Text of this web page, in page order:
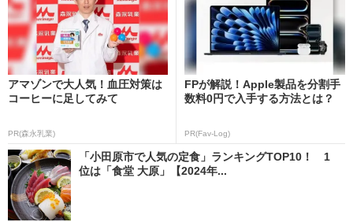
アマゾンで大人気！血圧対策は
コーヒーに足してみて
PR(森永乳業)
FPが解説！Apple製品を分割手
数料0円で入手する方法とは？
PR(Fav-Log)
「小田原市で人気の定食」ランキングTOP10！ 1
位は「食堂 大原」【2024年...